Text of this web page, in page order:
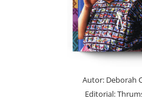
Autor: Deborah
Editorial: